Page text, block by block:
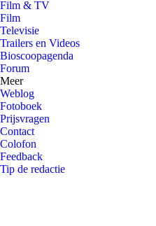
Film & TV
Film
Televisie
Trailers en Videos
Bioscoopagenda
Forum
Meer
Weblog
Fotoboek
Prijsvragen
Contact
Colofon
Feedback
Tip de redactie